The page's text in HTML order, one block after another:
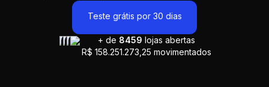
Teste grátis por 30 dias
+ de 8459 lojas abertas
R$ 158.251.273,25 movimentados